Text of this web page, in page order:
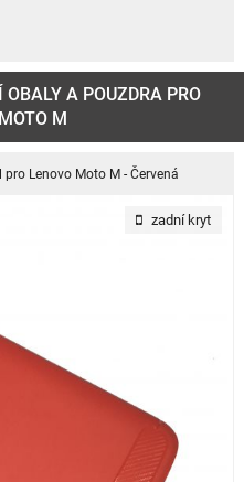
A POUZDRA PRO
M
Lenovo Moto M - Červená
zadní kryt